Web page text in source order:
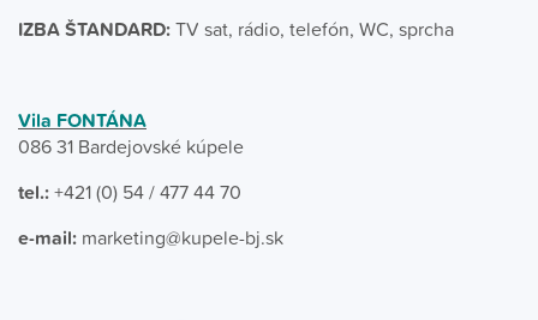
IZBA ŠTANDARD:TV sat, rádio, telefón, WC, sprcha
Vila FONTÁNA
086 31 Bardejovské kúpele
tel.:+421 (0) 54 / 477 44 70
e-mail: marketing@kupele-bj.sk